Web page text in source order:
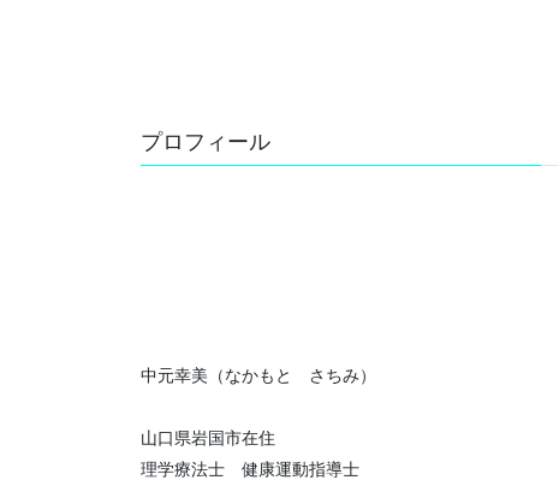
プロフィール
中元幸美（なかもと さちみ）
山口県岩国市在住
理学療法士 健康運動指導士